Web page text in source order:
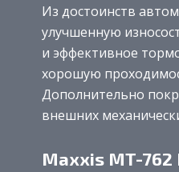
Из достоинств
улучшенную
и эффективное
хорошую
Дополнительно
внешних
Maxxis MT-762